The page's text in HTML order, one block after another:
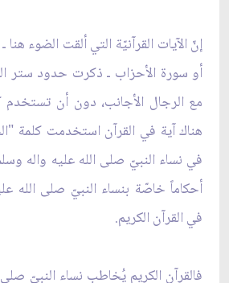
إنّ الآيات القرآنيّة التي ألقت الضوء
أو سورة الأحزاب ـ ذكرت حدود ستر
مع الرجال الأجانب، دون أن
هناك آية في القرآن استخدمت كلمة
في نساء النبيّ صلى الله عليه واله
أحكاماً خاصّة بنساء النبيّ صلى الله
في القرآن الكريم.
فالقرآن الكريم يُخاطب نساء النبيّ